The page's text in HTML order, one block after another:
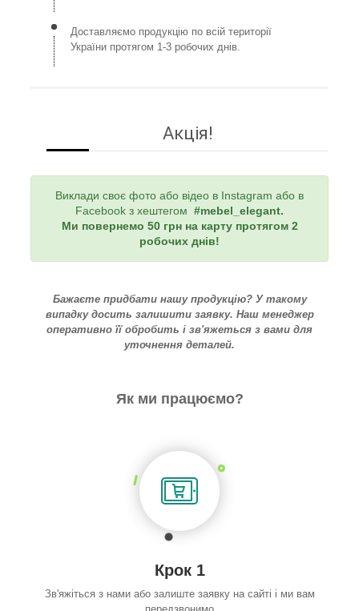
Доставляємо продукцію по всій території
України протягом 1-3 робочих днів.
Акція!
Виклади своє фото або відео в Instagram або в
Facebook з хештегом #mebel_elegant.
Ми повернемо 50 грн на карту протягом 2
робочих днів!
Бажаєте придбати нашу продукцію? У такому
випадку досить залишити заявку. Наш менеджер
оперативно її обробить і зв'яжеться з вами для
уточнення деталей.
Як ми працюємо?
Крок 1
Зв'яжіться з нами або залиште заявку на сайті і ми вам